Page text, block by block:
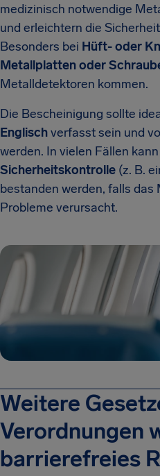
medizinisch notwendige
und erleichtern die
Besonders bei Hüft- oder
Metallplatten oder
Metalldetektoren kommen.
Die Bescheinigung sollte
Englischverfasst sein und
werden. In vielen Fällen
Sicherheitskontrolle (z. B.
bestanden werden, falls
Probleme verursacht.
Weitere
Verordnungen
barrierefreies